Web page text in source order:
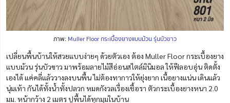
ภาพ: Muller Floor กระเบื้องยางแบบม้วน รุ่นบัวขาว
เปลี่ยนพื้นบ้านให้สวยแบบง่ายๆ ด้วยตัวเอง ต้อง Muller Floor กระเบื้องยาง
แบบม้วน รุ่นบัวขาว มาพร้อมลายไม้สีอ่อนสไตล์มินิมอล ให้ฟีลอบอุ่น ติดตั้ง
เองได้ แค่คลี่แล้ววางลงบนพื้น ไม่ต้องทากาวให้ยุ่งยาก เนื้อยางแน่น เดินแล้ว
นุ่มเท้า กันได้ทั้งน้ำทั้งปลวก หมดกังวลเรื่องเชื้อรา ตัวกระเบื้องยางหนา 2.0
มม. หน้ากว้าง 2 เมตร ปูพื้นได้ทุกมุมในบ้าน